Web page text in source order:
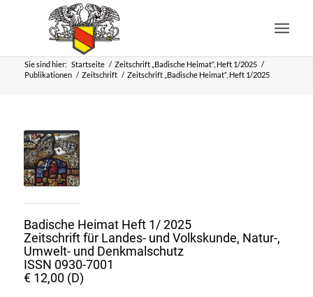
Sie sind hier: Startseite / Zeitschrift „Badische Heimat“, Heft 1/2025 /
Publikationen / Zeitschrift / Zeitschrift „Badische Heimat“, Heft 1/2025
Badische Heimat Heft 1/ 2025
Zeitschrift für Landes- und Volkskunde, Natur-,
Umwelt- und Denkmalschutz
ISSN 0930-7001
€ 12,00 (D)